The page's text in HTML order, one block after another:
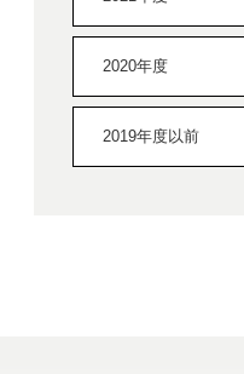
2020年度
2019年度以前